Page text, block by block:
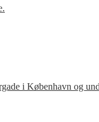
i København og